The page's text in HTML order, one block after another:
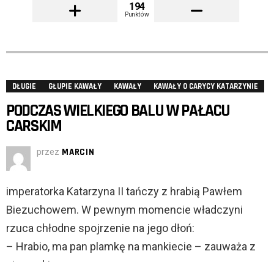
194
Punktów
DŁUGIE GŁUPIE KAWAŁY KAWAŁY KAWAŁY O CARYCY KATARZYNIE
PODCZAS WIELKIEGO BALU W PAŁACU
CARSKIM
przez MARCIN
imperatorka Katarzyna II tańczy z hrabią Pawłem
Biezuchowem. W pewnym momencie władczyni
rzuca chłodne spojrzenie na jego dłoń:
– Hrabio, ma pan plamkę na mankiecie – zauważa z